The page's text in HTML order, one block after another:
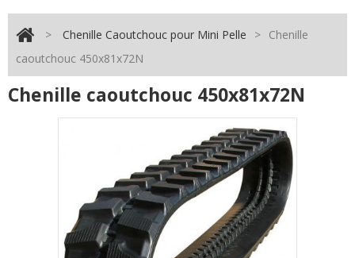
> Chenille Caoutchouc pour Mini Pelle >
Chenille
caoutchouc 450x81x72N
Chenille caoutchouc 450x81x72N